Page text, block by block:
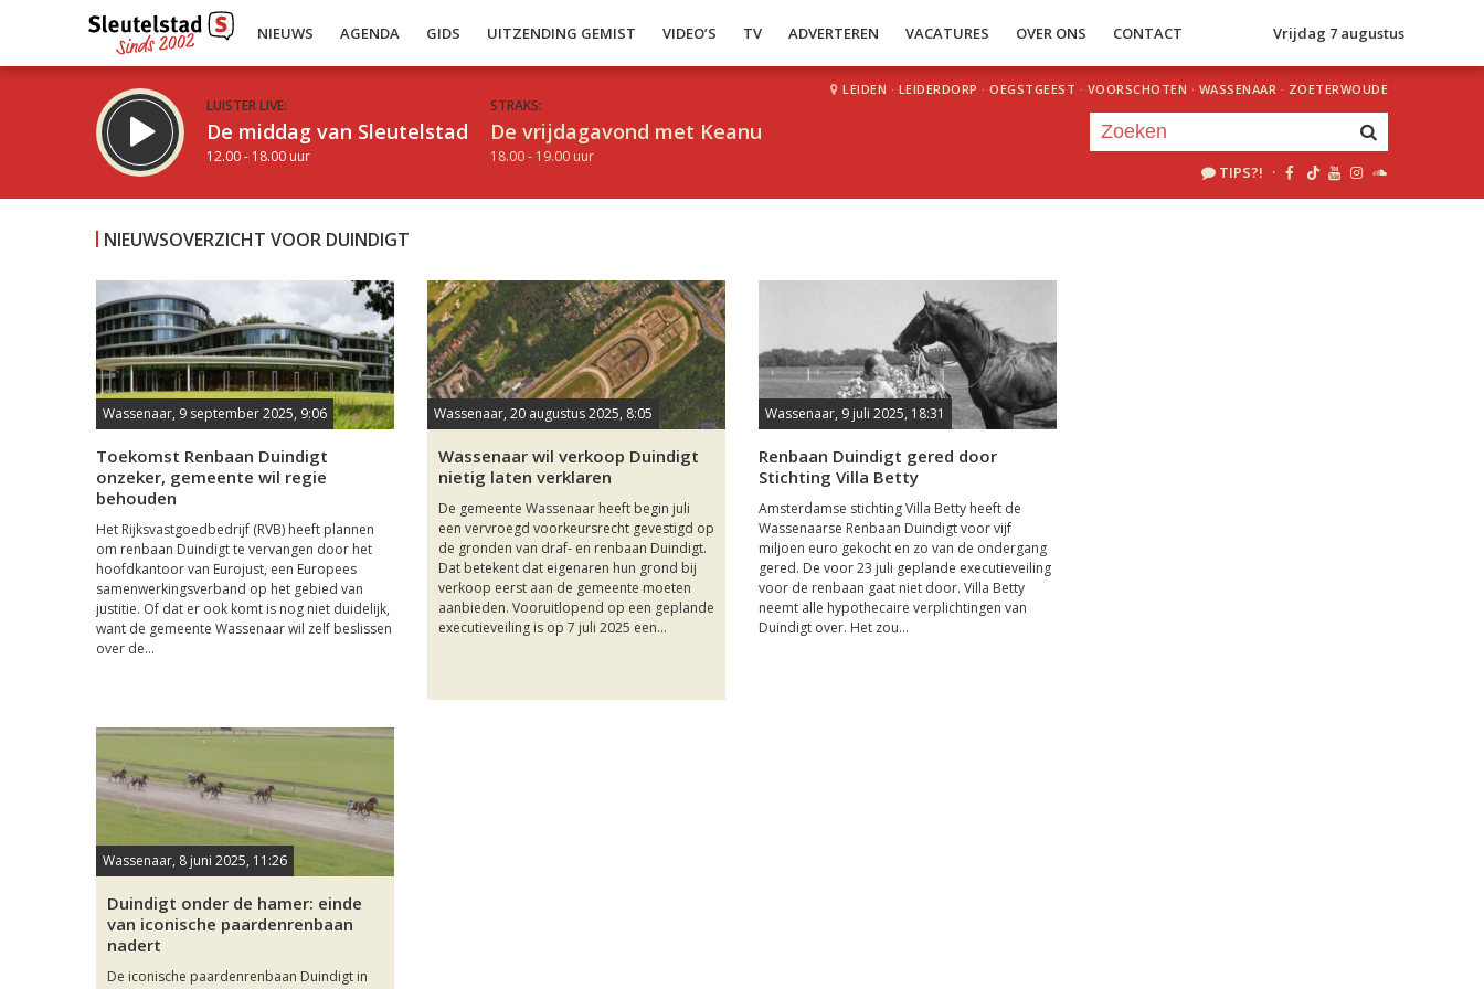
NIEUWS AGENDA GIDS UITZENDING GEMIST VIDEO’S TV ADVERTEREN VACATURES OVER ONS CONTACT Vrijdag 7 augustus
LUISTER LIVE:
De middag van Sleutelstad
12.00 - 18.00 uur
STRAKS:
De vrijdagavond met Keanu
18.00 - 19.00 uur
LEIDEN · LEIDERDORP · OEGSTGEEST · VOORSCHOTEN · WASSENAAR · ZOETERWOUDE
TIPS?! ·
Inklappen
NIEUWSOVERZICHT VOOR DUINDIGT
Wassenaar, 9 september 2025, 9:06
Toekomst Renbaan Duindigt
onzeker, gemeente wil regie
behouden
Het Rijksvastgoedbedrijf (RVB) heeft plannen
om renbaan Duindigt te vervangen door het
hoofdkantoor van Eurojust, een Europees
samenwerkingsverband op het gebied van
justitie. Of dat er ook komt is nog niet duidelijk,
want de gemeente Wassenaar wil zelf beslissen
over de...
Wassenaar, 20 augustus 2025, 8:05
Wassenaar wil verkoop Duindigt
nietig laten verklaren
De gemeente Wassenaar heeft begin juli
een vervroegd voorkeursrecht gevestigd op
de gronden van draf- en renbaan Duindigt.
Dat betekent dat eigenaren hun grond bij
verkoop eerst aan de gemeente moeten
aanbieden. Vooruitlopend op een geplande
executieveiling is op 7 juli 2025 een...
Wassenaar, 9 juli 2025, 18:31
Renbaan Duindigt gered door
Stichting Villa Betty
Amsterdamse stichting Villa Betty heeft de
Wassenaarse Renbaan Duindigt voor vijf
miljoen euro gekocht en zo van de ondergang
gered. De voor 23 juli geplande executieveiling
voor de renbaan gaat niet door. Villa Betty
neemt alle hypothecaire verplichtingen van
Duindigt over. Het zou...
Wassenaar, 8 juni 2025, 11:26
Duindigt onder de hamer: einde
van iconische paardenrenbaan
nadert
De iconische paardenrenbaan Duindigt in